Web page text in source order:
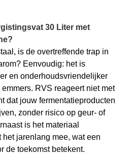
30 Liter met
is de overtreffende trap in
Eenvoudig: het is
en onderhoudsvriendelijker
RVS reageert niet met
dat jouw fermentatieproducten
zonder risico op geur- of
is het materiaal
jarenlang mee, wat een
de toekomst betekent.